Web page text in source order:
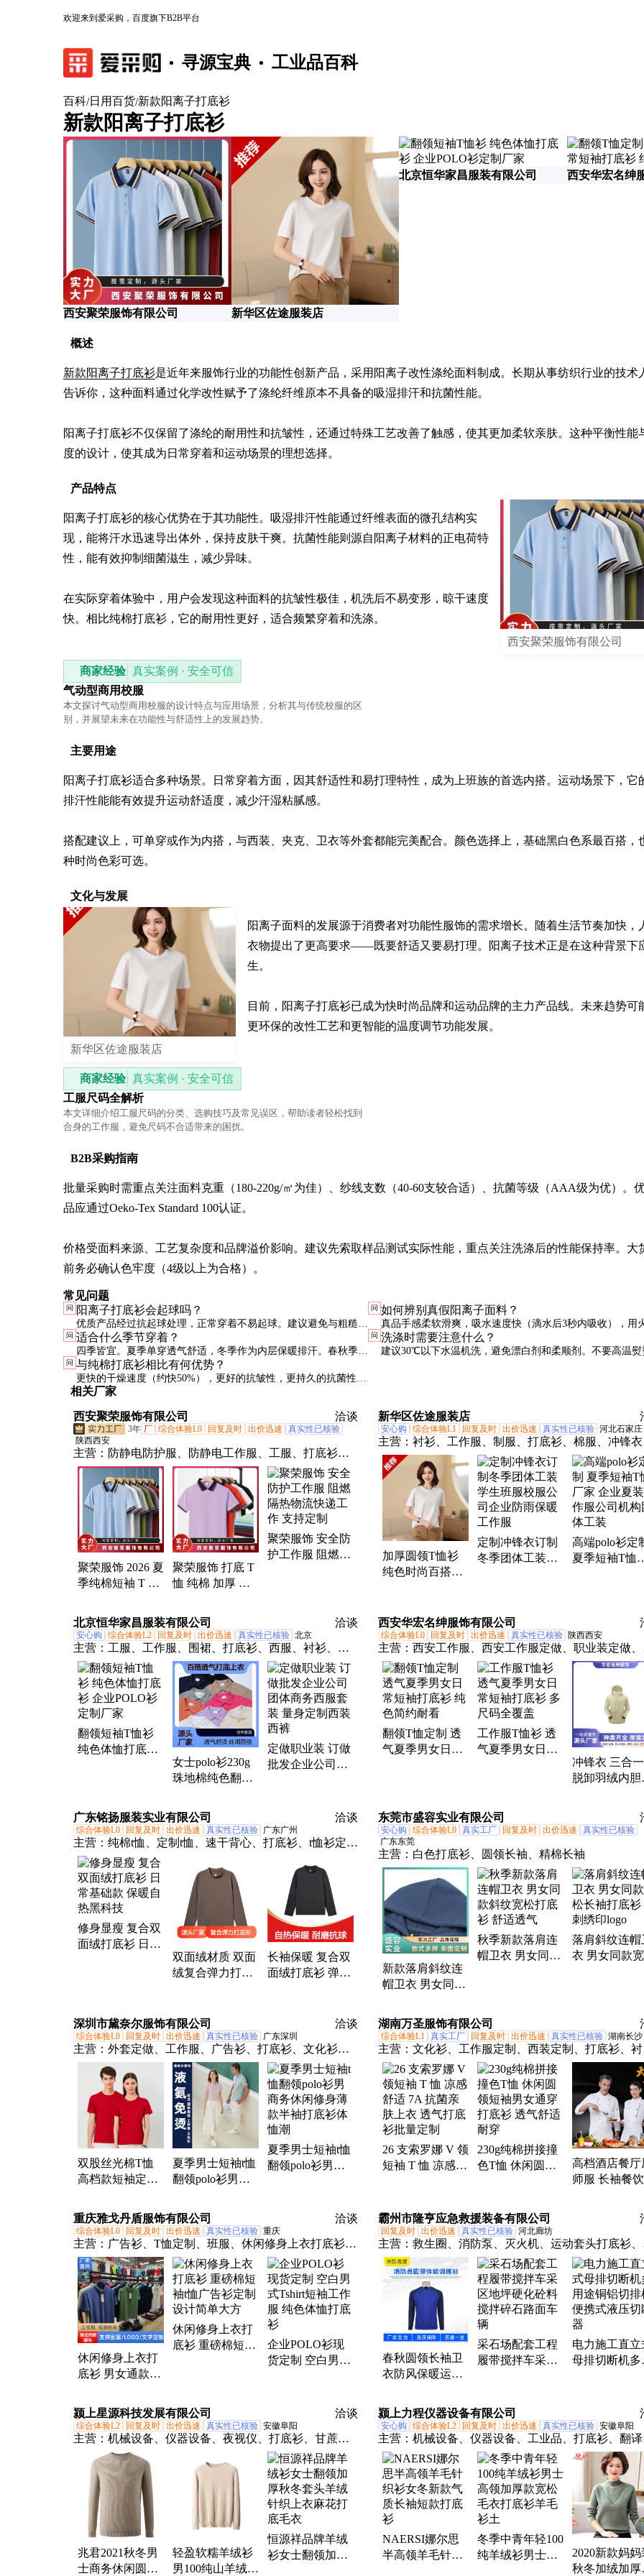
欢迎来到爱采购，百度旗下B2B平台
寻源宝典 工业品百科
百科/日用百货/新款阳离子打底衫
新款阳离子打底衫
西安聚荣服饰有限公司 新华区佐途服装店
北京恒华家昌服装有限公司 西安华宏名绅
概述
新款阳离子打底衫是近年来服饰行业的功能性创新产品，采用阳离子改性涤纶面料制成。长期从事纺织行业的技术
告诉你，这种面料通过化学改性赋予了涤纶纤维原本不具备的吸湿排汗和抗菌性能。
阳离子打底衫不仅保留了涤纶的耐用性和抗皱性，还通过特殊工艺改善了触感，使其更加柔软亲肤。这种平衡性能
度的设计，使其成为日常穿着和运动场景的理想选择。
产品特点
西安聚荣服饰有限公司
阳离子打底衫的核心优势在于其功能性。吸湿排汗性能通过纤维表面的微孔结构实
现，能将汗水迅速导出体外，保持皮肤干爽。抗菌性能则源自阳离子材料的正电荷特
性，能有效抑制细菌滋生，减少异味。
在实际穿着体验中，用户会发现这种面料的抗皱性极佳，机洗后不易变形，晾干速度
快。相比纯棉打底衫，它的耐用性更好，适合频繁穿着和洗涤。
商家经验 真实案例 · 安全可信
气动型商用校服
本文探讨气动型商用校服的设计特点与应用场景，分析其与传统校服的区
别，并展望未来在功能性与舒适性上的发展趋势。
主要用途
阳离子打底衫适合多种场景。日常穿着方面，因其舒适性和易打理特性，成为上班族的首选内搭。运动场景下，它
排汗性能能有效提升运动舒适度，减少汗湿粘腻感。
搭配建议上，可单穿或作为内搭，与西装、夹克、卫衣等外套都能完美配合。颜色选择上，基础黑白色系最百搭，
种时尚色彩可选。
文化与发展
新华区佐途服装店
阳离子面料的发展源于消费者对功能性服饰的需求增长。随着生活节奏加快，
衣物提出了更高要求——既要舒适又要易打理。阳离子技术正是在这种背景下
生。
目前，阳离子打底衫已成为快时尚品牌和运动品牌的主力产品线。未来趋势可
更环保的改性工艺和更智能的温度调节功能发展。
商家经验 真实案例 · 安全可信
工服尺码全解析
本文详细介绍工服尺码的分类、选购技巧及常见误区，帮助读者轻松找到
合身的工作服，避免尺码不合适带来的困扰。
B2B采购指南
批量采购时需重点关注面料克重（180-220g/㎡为佳）、纱线支数（40-60支较合适）、抗菌等级（AAA级为优）。
品应通过Oeko-Tex Standard 100认证。
价格受面料来源、工艺复杂度和品牌溢价影响。建议先索取样品测试实际性能，重点关注洗涤后的性能保持率。大
前务必确认色牢度（4级以上为合格）。
常见问题
问 阳离子打底衫会起球吗？
优质产品经过抗起球处理，正常穿着不易起球。建议避免与粗糙面
料频繁摩擦，洗涤时翻面机洗可延长使用寿命。
问 如何辨别真假阳离子面料？
真品手感柔软滑爽，吸水速度快（滴水后3秒内吸收），用
涤纶特征且残留物为硬块。假冒产品往往达不到这些标准。
问 适合什么季节穿着？
四季皆宜。夏季单穿透气舒适，冬季作为内层保暖排汗。春秋季可
搭配外套，是非常实用的基础款。
问 洗涤时需要注意什么？
建议30℃以下水温机洗，避免漂白剂和柔顺剂。不要高温熨
问 与纯棉打底衫相比有何优势？
更快的干燥速度（约快50%），更好的抗皱性，更持久的抗菌性
能，且不易变形。适合需要频繁穿着和洗涤的场景。
相关厂家
西安聚荣服饰有限公司 洽谈
3年 厂 综合体验L0 回复及时 出价迅速
真实性已核验
陕西西安
主营： 防静电防护服、防静电工作服、工服、打底衫、
西服、羽绒服、西装、冲锋衣、西安工服、西安职业
装、西安工作服、纯棉工装、衬衫、工作服定制、职业
工装、劳保工装、反光背心、耐磨工衣、工装定制、校
服、POLO衫、马甲、厂服、工服定做、学生服、T恤
聚荣服饰 2026 夏
季纯棉短袖 T 恤
底衫 现货批发
聚荣服饰 打底 T
恤 纯棉 加厚 文
白、蓝、灰、深
灰等
聚荣服饰 安全防
护工作服 阻燃隔
新华区佐途服装店
安心购 综合体验L1 回复及时 出价迅速 真实性已核验 河北石家庄
主营： 衬衫、工作服、制服、打底衫、棉服、冲锋衣
POLO衫、西装、职业装、西服、衬衣、工装、定做
衫、定做西服、定做职业装、白衬衫、蓝衬衫、工程
服、保安服、保洁服、T恤、体恤、T恤衫、劳保、
加厚圆领T恤衫
纯色时尚百搭短
衫
定制冲锋衣订制
冬季团体工装学
高端polo衫定
夏季短袖T恤
北京恒华家昌服装有限公司
洽谈
安心购 综合体验L2 回复及时 出价迅速 真实性已核验 北京
主营： 工服、工作服、围裙、打底衫、西服、衬衫、职
业装、工装、厂服、工程服、棉服、羽绒服、保安服、
保洁服、冲锋衣、帽衫、卫衣、广告衫、防晒服、皮肤
衣、帽子、西装、衬衣、厨师服、POGO衫、T恤衫
翻领短袖T恤衫
纯色体恤打底衫
女士polo衫230g
珠地棉纯色翻领
搭透气打底上衣
定做职业装 订做
批发企业公司团
西安华宏名绅服饰有限公司
综合体验L0 回复及时 出价迅速 真实性已核验 陕西西安
主营： 西安工作服、西安工作服定做、职业装定做、
底衫、防静电工作服、阻燃工作服、西安职业装、
工作服、短袖T恤、天丝T恤、团体工作服、文化衫、
袖POLO衫、纯色T恤衫、翻领T恤、短袖衬衫、商务
袖衬衫、长袖衬衫、电力工作服、石油工作服、西服
装、职业女装西服、职业男装西服、秋冬冲锋衣、
冲锋衣、西服正装
翻领T恤定制 透
气夏季男女日常
工作服T恤衫 透
气夏季男女日常
冲锋衣 三合
脱卸羽绒内胆
广东铭扬服装实业有限公司 洽谈
综合体验L0 回复及时 出价迅速 真实性已核验 广东广州
主营： 纯棉t恤、定制t恤、速干背心、打底衫、t恤衫定
做、速干圆领t恤、坎肩运动背心
修身显瘦 复合双
面绒打底衫 日常
双面绒材质 双面
绒复合弹力打底
长袖保暖 复合双
面绒打底衫 弹力
东莞市盛容实业有限公司
安心购 综合体验L0 真实工厂 回复及时 出价迅速
真实性已核验
广东东莞
主营： 白色打底衫、圆领长袖、精棉长袖
新款落肩斜纹连
帽卫衣 男女同款
休闲舒适
秋季新款落肩连
帽卫衣 男女同款
落肩斜纹连帽
衣 男女同款
深圳市黛奈尔服饰有限公司 洽谈
综合体验L0 回复及时 出价迅速 真实性已核验 广东深圳
主营： 外套定做、工作服、广告衫、打底衫、文化衫、
工衣
双股丝光棉T恤
高档款短袖定制
纯棉t恤
夏季男士短袖t恤
翻领polo衫男商
半袖打底衫体恤
潮
夏季男士短袖t恤
翻领polo衫男商
湖南万圣服饰有限公司
综合体验L1 真实工厂 回复及时 出价迅速 真实性已核验 湖南长沙
主营： 文化衫、工作服定制、西装定制、打底衫、衬
定制、厨师服、冲锋衣定制、保洁服、棉衣工作服
甲、围裙、广告帽子、POLO衫
26 支索罗娜 V 领
短袖 T 恤 凉感舒
批量定制
230g纯棉拼接撞
色T恤 休闲圆领
穿
高档酒店餐厅
师服 长袖餐
重庆雅戈丹盾服饰有限公司 洽谈
综合体验L0 回复及时 出价迅速 真实性已核验 重庆
主营： 广告衫、T恤定制、班服、休闲修身上衣打底衫、
团体服、马甲、工作服、厂服、文化衫定制、冲锋衣、
围巾
休闲修身上衣打
底衫 男女通款
市餐饮烧员工工
衣
休闲修身上衣打
底衫 重磅棉短袖t
企业POLO衫现
货定制 空白男式
霸州市隆亨应急救援装备有限公司
回复及时 出价迅速 真实性已核验 河北廊坊
主营： 救生圈、消防泵、灭火机、运动套头打底衫、
全帽、棉帐篷、防寒服、收纳包、折叠桌凳、防洪子
堤、折叠桌椅、遥控扳手、智能平台、破拆工具、电
接头、抽绳式沙袋、检修翼型卡、救灾铝合金、灭火
级泵、移动堵漏机、防汛挡水板、救灾竹板床、漏电
测仪、铝合金桌凳、导线更换器、夜间照明灯
春秋圆领长袖卫
衣防风保暖运动
员体能训练衫
采石场配套工程
履带搅拌车采区
电力施工直立
母排切断机多
颍上星源科技发展有限公司
洽谈
综合体验L2 回复及时 出价迅速 真实性已核验 安徽阜阳
主营： 机械设备、仪器设备、夜视仪、打底衫、甘蔗榨
汁机、叉车、海纹石手链、香薰机、洗地机、落地式音
箱、根雕木雕、检测仪空气、升降机、气密性检测仪、
压屏机、制粒机、手推式洗地机、商用豆浆机、冷却塔
水塔、肠粉石磨机、汽油打药机、智能豆腐机、高温杀
兆君2021秋冬男
士商务休闲圆领
轻盈软糯羊绒衫
男100纯山羊绒毛
恒源祥品牌羊绒
衫女士翻领加厚
颍上力程仪器设备有限公司
安心购 综合体验L2 回复及时 出价迅速 真实性已核验 安徽阜阳
主营： 机械设备、仪器设备、工业品、打底衫、翻译
描笔、餐厅取餐叫号器、会议大平板彩电、超高清
机、热收缩包装机、激光打印机、燃气热水器、机
全自动、和田玉、下死点检知器、专业重锤电钢琴
菌消毒机、无线叫号机、驾驶式洗地机、激光电子
仪、除湿机家用、除湿机工业、取暖炉、温湿度计
尘器
NAERSI娜尔思
半高领羊毛针织
冬季中青年轻100
纯羊绒衫男士高
2020新款妈妈
秋冬加绒加厚